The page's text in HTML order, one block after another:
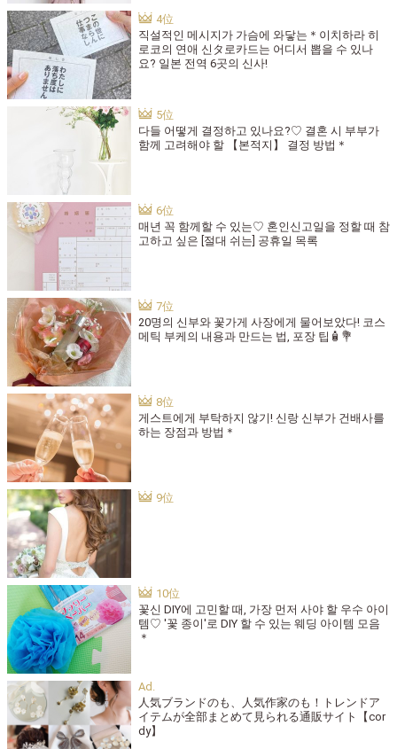
직설적인 메시지가 가슴에 와닿는＊이치하라 히
로코의 연애 신タ로카드는 어디서 뽑을 수 있나
요? 일본 전역 6곳의 신사!
다들 어떻게 결정하고 있나요?♡ 결혼 시 부부가
함께 고려해야 할 【본적지】 결정 방법＊
매년 꼭 함께할 수 있는♡ 혼인신고일을 정할 때 참
고하고 싶은 [절대 쉬는] 공휴일 목록
20명의 신부와 꽃가게 사장에게 물어보았다! 코스
메틱 부케의 내용과 만드는 법, 포장 팁🧴💐
게스트에게 부탁하지 않기! 신랑 신부가 건배사를
하는 장점과 방법＊
꽃신 DIY에 고민할 때, 가장 먼저 사야 할 우수 아이
템♡ '꽃 종이'로 DIY 할 수 있는 웨딩 아이템 모음
＊
人気ブランドのも、人気作家のも！トレンドア
イテムが全部まとめて見られる通販サイト【cor
dy】